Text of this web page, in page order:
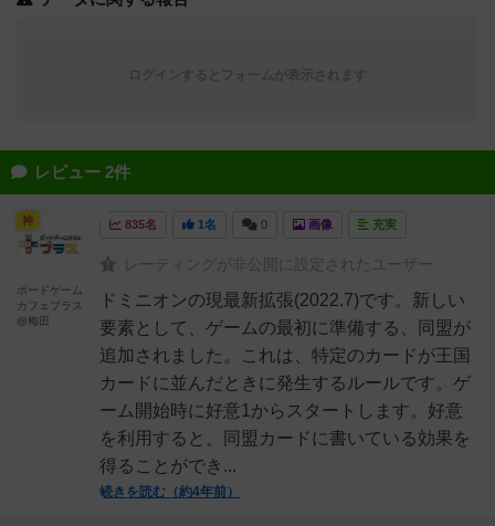
レビュー 2件
835名 1名 0 画像 充実
レーティングが非公開に設定されたユーザー
ドミニオンの現最新拡張(2022.7)です。新しい
要素として、ゲームの最初に準備する、同盟が
追加されました。これは、特定のカードが王国
カードに並んだときに発生するルールです。ゲ
ーム開始時に好意1からスタートします。好意
を利用すると、同盟カードに書いている効果を
得ることができ...
続きを読む（約4年前）
神
ボードゲーム
カフェプラス
@梅田